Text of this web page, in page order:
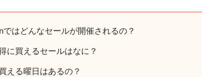
ではどんなセールが開催されるの？
に買えるセールはなに？
える曜日はあるの？